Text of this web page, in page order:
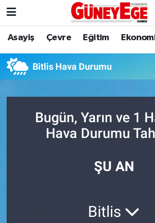
Asayiş Çevre Eğitim
Bitlis Hava Durumu
Bugün, Yarın ve 1
Hava Durumu
ŞU AN
Bitlis
Asayiş
Çevre
Ekonomi
İstanbul Hava Durumu
İstanbul Trafik Yoğunluk Haritası
Tüm Manşetler